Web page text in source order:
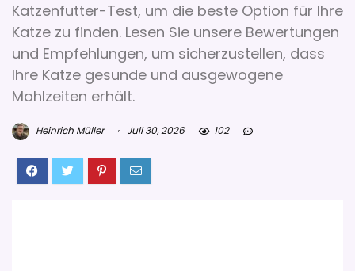
Katzenfutter-Test, um die beste Option für Ihre
Katze zu finden. Lesen Sie unsere Bewertungen
und Empfehlungen, um sicherzustellen, dass
Ihre Katze gesunde und ausgewogene
Mahlzeiten erhält.
Heinrich Müller Juli 30, 2026 102